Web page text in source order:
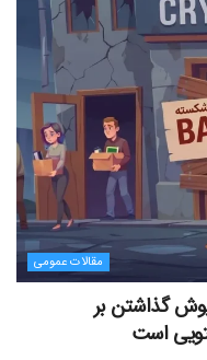
مقالات عمومی
گذاشتن بر
است